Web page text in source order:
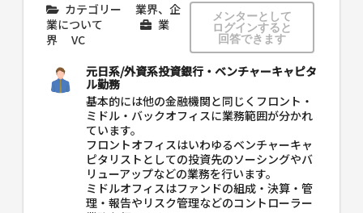
カテゴリー
業界、企
業について
業
界
VC
メンターとして
ログインすると
回答できます
元日系/外資系投資銀行・ベンチャーキャピタ
ル勤務
基本的には他の金融機関と同じくフロント・
ミドル・バックオフィスに業務範囲が分かれ
ています。
フロントオフィスはいわゆるベンチャーキャ
ピタリストとしての投資先のソーシングやバ
リューアップなどの業務を行います。
ミドルオフィスはファンドの組成・決算・管
理・報告やリスク管理などのコントローラー